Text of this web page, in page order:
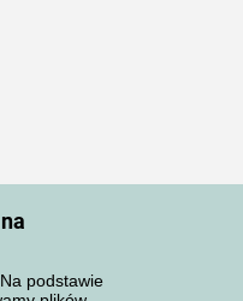
podstawie